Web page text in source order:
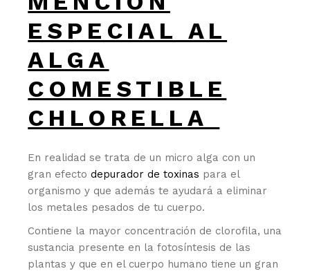
ESPECIAL AL
ALGA
COMESTIBLE
CHLORELLA
En realidad se trata de un micro alga con un
gran efectodepurador de toxinas para el
organismo y que además te ayudará a eliminar
los metales pesados de tu cuerpo.
Contiene la mayor concentración de clorofila, una
sustancia presente en la fotosíntesis de las
plantas y que en el cuerpo humano tiene un gran